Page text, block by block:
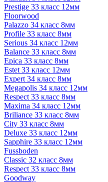
Prestige 33 класс 12мм
Floorwood
Palazzo 34 класс 8мм
Profile 33 класс 8мм
Serious 34 класс 12мм
Balance 33 класс 8мм
Epica 33 класс 8мм
Estet 33 класс 12мм
Expert 34 класс 8мм
Megapolis 34 класс 12мм
Respect 33 класс 8мм
Maxima 34 класс 12мм
Briliance 33 класс 8мм
City 33 класс 8мм
Deluxe 33 класс 12мм
Sapphire 33 класс 12мм
Fussboden
Classic 32 класс 8мм
Respect 33 класс 8мм
Goodway